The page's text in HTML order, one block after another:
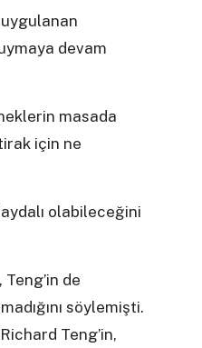
devam
masada
için ne
olabileceğini
de
söylemişti.
Teng’in,